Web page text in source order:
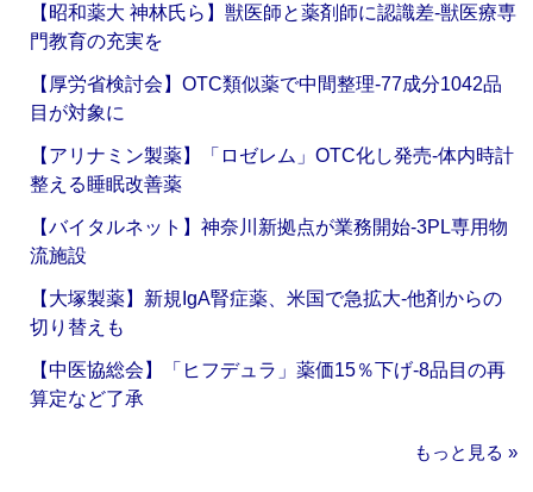
【昭和薬大 神林氏ら】獣医師と薬剤師に認識差‐獣医療専
門教育の充実を
【厚労省検討会】OTC類似薬で中間整理‐77成分1042品
目が対象に
【アリナミン製薬】「ロゼレム」OTC化し発売‐体内時計
整える睡眠改善薬
【バイタルネット】神奈川新拠点が業務開始‐3PL専用物
流施設
【大塚製薬】新規IgA腎症薬、米国で急拡大‐他剤からの
切り替えも
【中医協総会】「ヒフデュラ」薬価15％下げ‐8品目の再
算定など了承
もっと見る »